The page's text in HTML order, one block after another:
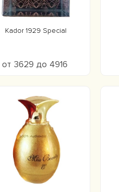
Kador 1929 Special
от 3629 до 4916